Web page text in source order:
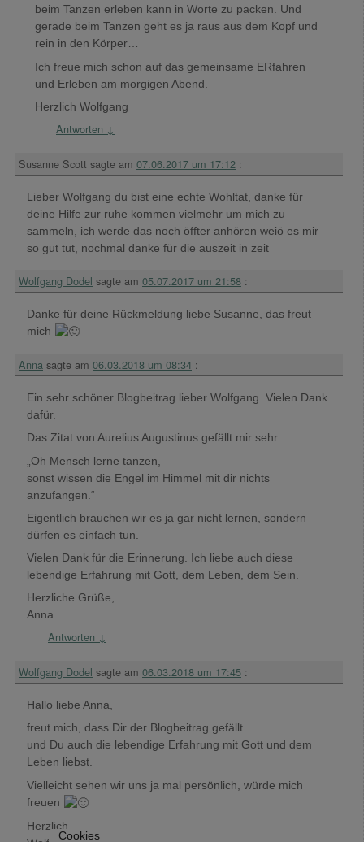
beim Tanzen erleben kann in Worte zu packen. Und
gerade beim Tanzen geht es ja raus aus dem Kopf und
rein in den Körper…
Ich freue mich schon auf das gemeinsame ERfahren
und Erleben am morgigen Abend.
Herzlich Wolfgang
Antworten ↓
Susanne Scott sagte am 07.06.2017 um 17:12 :
Lieber Wolfgang du bist eine echte Wohltat, danke für
deine Hilfe zur ruhe kommen vielmehr um mich zu
sammeln, ich werde das noch öffter anhören weiö es mir
so gut tut, nochmal danke für die auszeit in zeit
Wolfgang Dodel sagte am 05.07.2017 um 21:58 :
Danke für deine Rückmeldung liebe Susanne, das freut
mich
Anna sagte am 06.03.2018 um 08:34 :
Ein sehr schöner Blogbeitrag lieber Wolfgang. Vielen Dank
dafür.
Das Zitat von Aurelius Augustinus gefällt mir sehr.
„Oh Mensch lerne tanzen,
sonst wissen die Engel im Himmel mit dir nichts
anzufangen.“
Eigentlich brauchen wir es ja gar nicht lernen, sondern
dürfen es einfach tun.
Vielen Dank für die Erinnerung. Ich liebe auch diese
lebendige Erfahrung mit Gott, dem Leben, dem Sein.
Herzliche Grüße,
Anna
Antworten ↓
Wolfgang Dodel sagte am 06.03.2018 um 17:45 :
Hallo liebe Anna,
freut mich, dass Dir der Blogbeitrag gefällt
und Du auch die lebendige Erfahrung mit Gott und dem
Leben liebst.
Vielleicht sehen wir uns ja mal persönlich, würde mich
freuen
Herzlich
Cookies